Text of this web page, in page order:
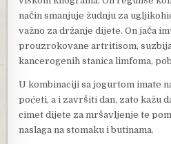
način smanjuje žudnju za
važno za držanje dijete. On jača
prouzrokovane artritisom,
kancerogenih stanica limfoma,
U kombinaciji sa jogurtom imate
poćeti, a i završiti dan, zato kažu
cimet dijete za mršavljenje te
naslaga na stomaku i butinama.